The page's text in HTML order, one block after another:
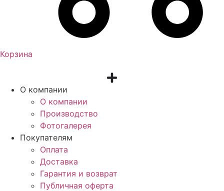
Корзина
О компании
О компании
Производство
Фотогалерея
Покупателям
Оплата
Доставка
Гарантия и возврат
Публичная оферта